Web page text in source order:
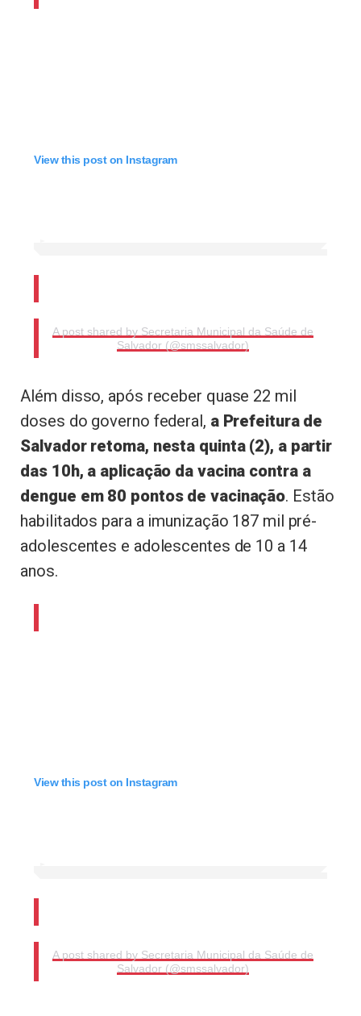
View this post on Instagram
A post shared by Secretaria Municipal da Saúde de
Salvador (@smssalvador)
Além disso, após receber quase 22 mil
doses do governo federal, a Prefeitura de
Salvador retoma, nesta quinta (2), a partir
das 10h, a aplicação da vacina contra a
dengue em 80 pontos de vacinação. Estão
habilitados para a imunização 187 mil pré-
adolescentes e adolescentes de 10 a 14
anos.
View this post on Instagram
A post shared by Secretaria Municipal da Saúde de
Salvador (@smssalvador)